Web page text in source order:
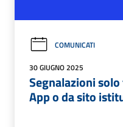
COMUNICATI
30 GIUGNO 2025
Segnalazioni
App o da sito